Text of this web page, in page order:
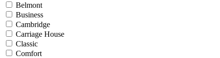
Belmont
Business
Cambridge
Carriage House
Classic
Comfort